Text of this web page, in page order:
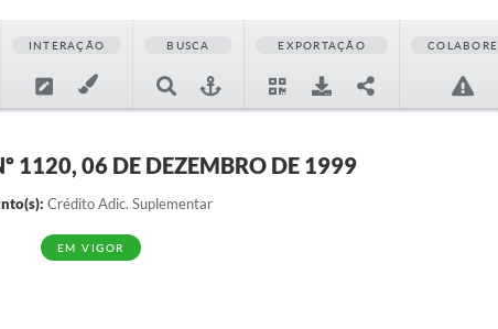
INTERAÇÃO BUSCA EXPORTAÇÃO COLABORE
1120, 06 DE DEZEMBRO DE 1999
Crédito Adic. Suplementar
EM VIGOR